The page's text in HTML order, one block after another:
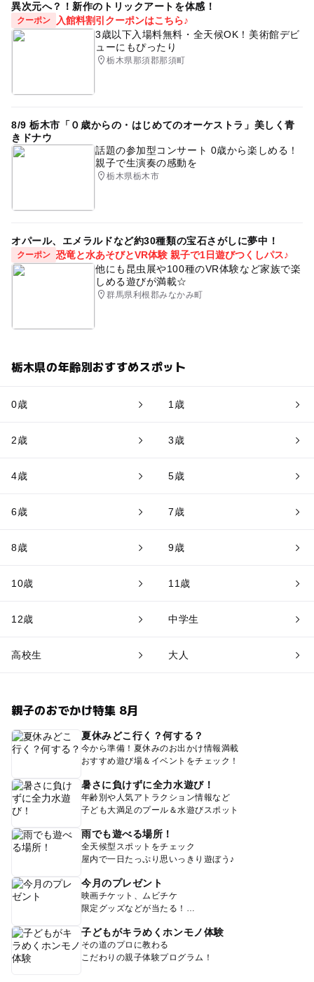
異次元へ？！新作のトリックアートを体感！
クーポン
入館料割引クーポンはこちら♪
3歳以下入場料無料・全天候OK！美術館デビ
ューにもぴったり
栃木県那須郡那須町
8/9 栃木市「０歳からの・はじめてのオーケストラ」美しく青
きドナウ
話題の参加型コンサート 0歳から楽しめる！
親子で生演奏の感動を
栃木県栃木市
オパール、エメラルドなど約30種類の宝石さがしに夢中！
クーポン 恐竜と水あそびとVR体験 親子で1日遊びつくしパス♪
他にも昆虫展や100種のVR体験など家族で楽
しめる遊びが満載☆
群馬県利根郡みなかみ町
栃木県の年齢別おすすめスポット
0歳 1歳
2歳 3歳
4歳 5歳
6歳 7歳
8歳 9歳
10歳 11歳
12歳 中学生
高校生 大人
親子のおでかけ特集 8月
夏休みどこ行く？何する？
今から準備！夏休みのお出かけ情報満載
おすすめ遊び場＆イベントをチェック！
暑さに負けずに全力水遊び！
年齢別や人気アトラクション情報など
子ども大満足のプール＆水遊びスポット
雨でも遊べる場所！
全天候型スポットをチェック
屋内で一日たっぷり思いっきり遊ぼう♪
今月のプレゼント
映画チケット、ムビチケ
限定グッズなどが当たる！
子どもがキラめくホンモノ体験
その道のプロに教わる
こだわりの親子体験プログラム！